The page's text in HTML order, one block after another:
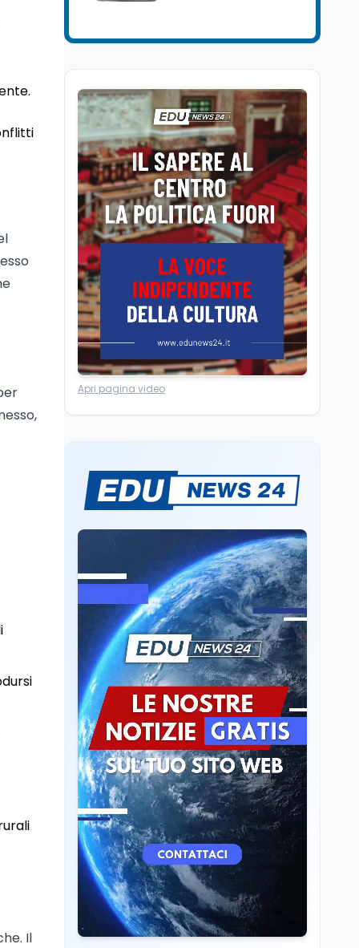
Il
Massimiliano Cencelli.
famoso "manuale" per la
spartizione delle
poltrone e del potere
Mondo9 ago
La denuncia della
limonata e il dato ISTAT
sul tempo online dei
ragazzi
Scuola 9 ago
Insegnare matematica
in Italia: quali lauree e
CFU servono per A-26 e
Lavoro9 ago
Salvini vuole tassare le
banche per aumentare
le pensioni: cosa cambia
Mondo9 ago
Livio Berruti, addio
Si è spento a 90 anni
Massimiliano Cencelli.
Esponente della Dc, fu
l'autore, nel 1968, del
famoso "manuale" per la
spartizione delle
poltrone e del potere
9 ago
La denuncia della
limonata e il dato ISTAT
sul tempo online dei
ragazzi
Scuola9 ago
Insegnare matematica
in Italia: quali lauree e
CFU servono per A-26 e
A-28
Lavoro9 ago
Salvini vuole tassare le
banche per aumentare
le pensioni: cosa cambia
Apri pagina video